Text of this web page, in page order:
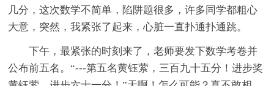
几分，这次数学不简单，陷阱题很多，许多同学都粗心
大意，突然，我紧张了起来，心脏一直扑通扑通跳。
下午，最紧张的时刻来了，老师要发下数学考卷并
公布前五名。“---第五名黄钰萦，三百九十五分！进步奖